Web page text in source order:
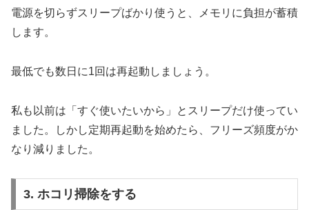
電源を切らずスリープばかり使うと、メモリに負担が蓄積
します。
最低でも数日に1回は再起動しましょう。
私も以前は「すぐ使いたいから」とスリープだけ使ってい
ました。しかし定期再起動を始めたら、フリーズ頻度がか
なり減りました。
3. ホコリ掃除をする